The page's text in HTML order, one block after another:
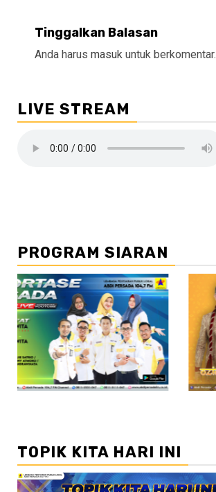
Tinggalkan Balasan
Anda harus masuk untuk berkomentar.
LIVE STREAM
PROGRAM SIARAN
//2
TOPIK KITA HARI INI